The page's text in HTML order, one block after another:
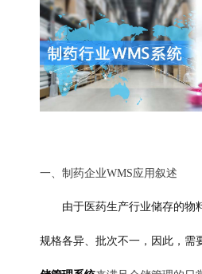
一、制药企业WMS应用叙述
由于医药生产行业储存的物
规格各异、批次不一，因此，需